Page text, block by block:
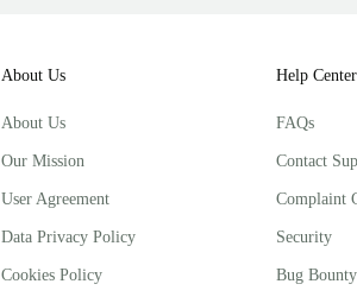
About Us
About Us
Our Mission
User Agreement
Data Privacy Policy
Cookies Policy
Help Center
FAQs
Contact
Complaint
Security
Bug